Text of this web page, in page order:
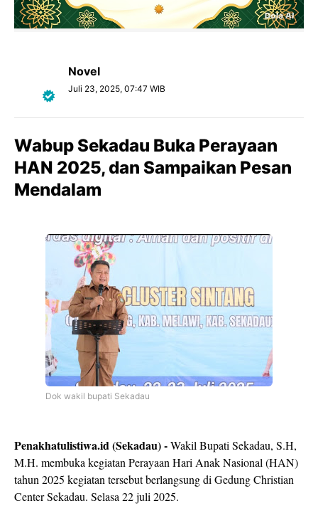
Novel
Juli 23, 2025, 07:47 WIB
Wabup Sekadau Buka Perayaan
HAN 2025, dan Sampaikan Pesan
Mendalam
Dok wakil bupati Sekadau
Penakhatulistiwa.id (Sekadau) -Wakil Bupati Sekadau, S.H,
M.H. membuka kegiatan Perayaan Hari Anak Nasional (HAN)
tahun 2025 kegiatan tersebut berlangsung di Gedung Christian
Center Sekadau. Selasa 22 juli 2025.